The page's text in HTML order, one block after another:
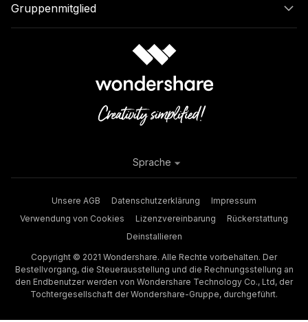
Gruppenmitglied
Unsere AGB Datenschutzerklärung
Impressum
Verwendung von Cookies
Lizenzvereinbarung
Rückerstattung
Deinstallieren
Copyright © 2021 Wondershare. Alle Rechte vorbehalten. Der
Bestellvorgang, die Steuerausstellung und die Rechnungsstellung an
den Endbenutzer werden von Wondershare Technology Co., Ltd, der
Tochtergesellschaft der Wondershare-Gruppe, durchgeführt.
Sprache